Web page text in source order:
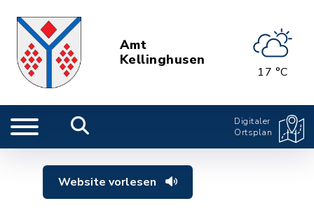
Amt
Kellinghusen
17 °C
Digitaler
Ortsplan
Website vorlesen